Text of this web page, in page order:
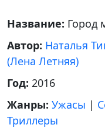
Название: Город
Автор: Наталья
(Лена Летняя)
Год: 2016
Жанры: Ужасы |
Триллеры